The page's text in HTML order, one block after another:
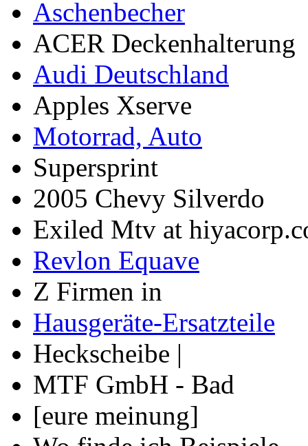
Aschenbecher
ACER Deckenhalterung
Audi Deutschland
Apples Xserve
Motorrad, Auto
Supersprint
2005 Chevy Silverdo
Exiled Mtv at
Revlon Equave
Z Firmen in
Hausgeräte-Ersatzteile
Heckscheibe |
MTF GmbH - Bad
[eure meinung]